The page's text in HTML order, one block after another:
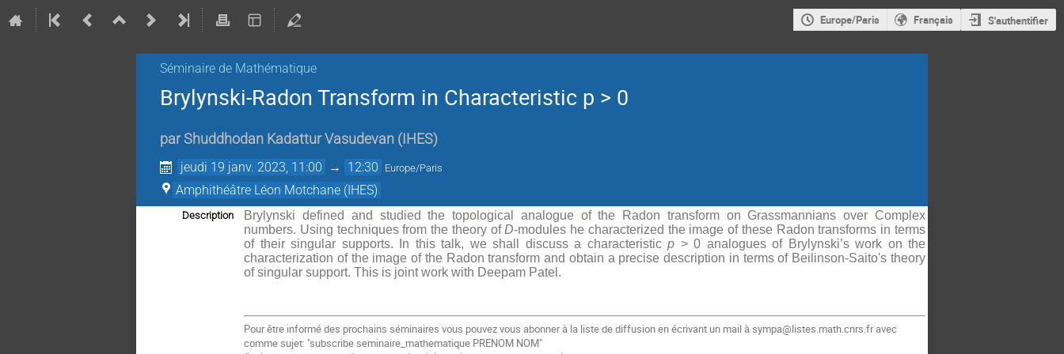
Europe/Paris Français S'authentifier
Séminaire de Mathématique
Brylynski-Radon Transform in Characteristic p > 0
par Shuddhodan Kadattur Vasudevan ( IHES)
jeudi 19 janv. 2023, 11:00 → 12:30 Europe/Paris
Amphithéâtre Léon Motchane (IHES)
Description
Brylynski defined and studied the topological analogue of the Radon transform on Grassmannians over Complex
numbers. Using techniques from the theory ofD-modules he characterized the image of these Radon transforms in terms
of their singular supports. In this talk, we shall discuss a characteristicp > 0 analogues of Brylynski’s work on the
characterization of the image of the Radon transform and obtain a precise description in terms of Beilinson-Saito's theory
of singular support. This is joint work with Deepam Patel.
Pour être informé des prochains séminaires vous pouvez vous abonner à la liste de diffusionen écrivant un mail à sympa@listes.math.cnrs.fr avec
comme sujet: "subscribeseminaire_mathematique PRENOM NOM"